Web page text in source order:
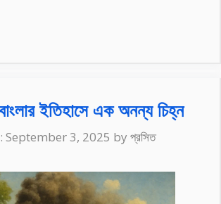
বাংলার ইতিহাসে এক অনন্য চিহ্ন
September 3, 2025 by প্রসিত